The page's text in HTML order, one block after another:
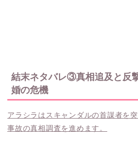
結末ネタバレ③真相追及と反
婚の危機
アラシラはスキャンダルの首謀者を
事故の真相調査を進めます。